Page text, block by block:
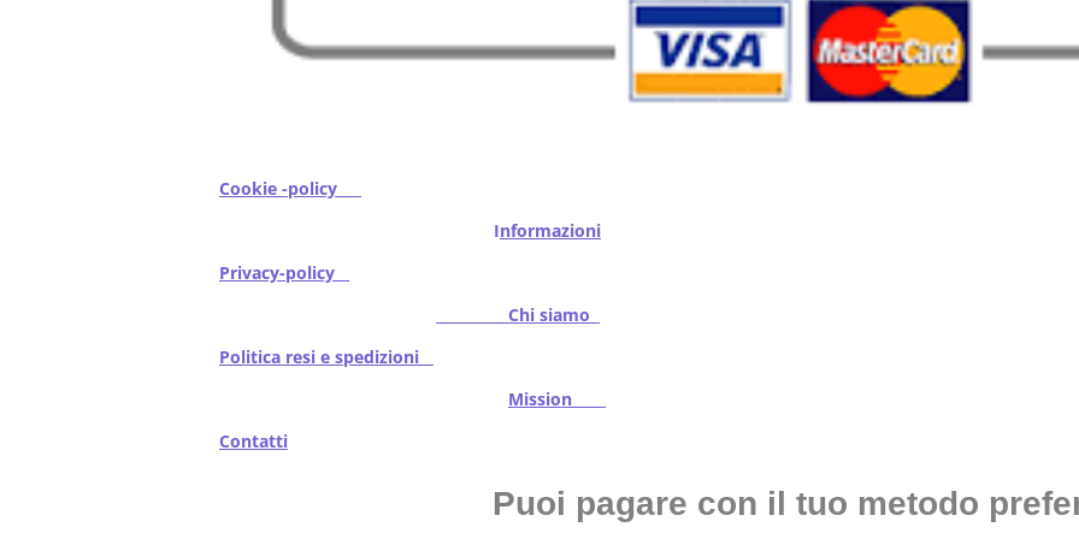
Cookie -policy
Informazioni
Privacy-policy
Chi siamo
Politica resi e spedizioni
Mission
Contatti
Puoi pagare con il tuo metodo